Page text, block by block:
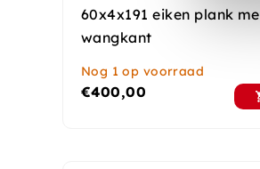
60x4x191 eiken plank
wangkant
Nog 1 op voorraad
€400,00